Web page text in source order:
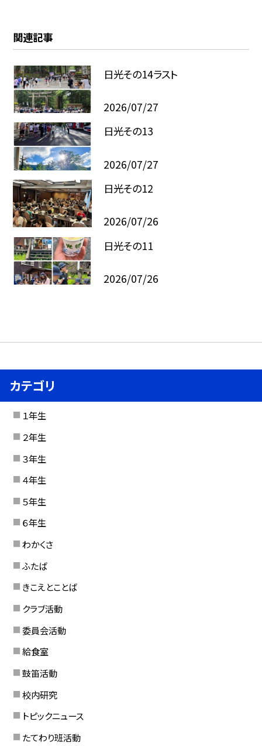
関連記事
日光その14ラスト
2026/07/27
日光その13
2026/07/27
日光その12
2026/07/26
日光その11
2026/07/26
カテゴリ
１年生
２年生
３年生
４年生
５年生
６年生
わかくさ
ふたば
きこえとことば
クラブ活動
委員会活動
給食室
鼓笛活動
校内研究
トピックニュース
たてわり班活動